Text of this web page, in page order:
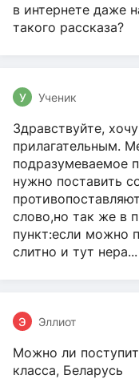
в интернете даже
такого рассказа?
У Ученик
Здравствуйте,
прилагательным.
подразумеваемое
нужно поставить
слово,но так же в
пункт:если можно
слитно и тут нера...
Э Эллиот
Можно ли
класса, Беларусь